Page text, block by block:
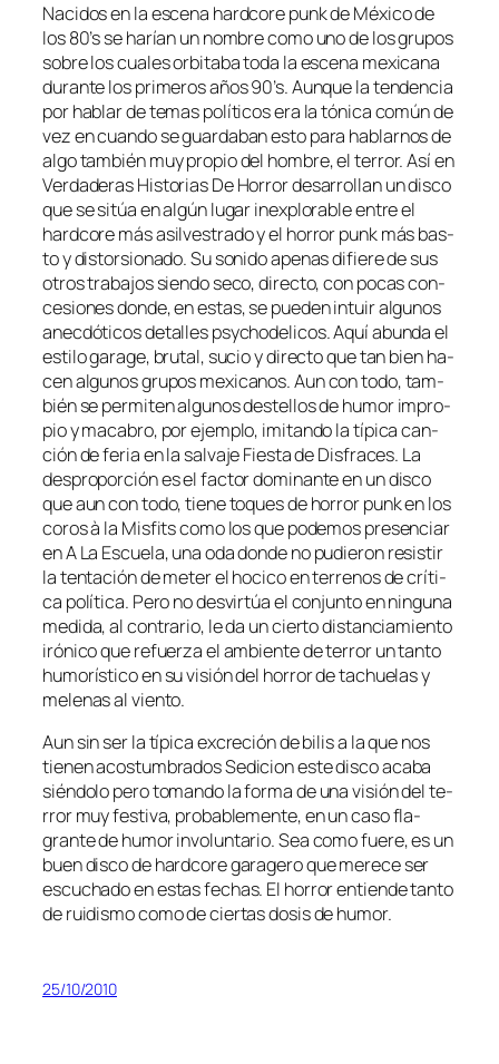
Nacidos en la es­ce­na hard­co­re punk de México de
los 80’s se ha­rían un nom­bre co­mo uno de los gru­pos
so­bre los cua­les or­bi­ta­ba to­da la es­ce­na me­xi­ca­na
du­ran­te los pri­me­ros años 90’s. Aunque la ten­den­cia
por ha­blar de te­mas po­lí­ti­cos era la tó­ni­ca co­mún de
vez en cuan­do se guar­da­ban es­to pa­ra ha­blar­nos de
al­go tam­bién muy pro­pio del hom­bre, el te­rror. Así en
Verdaderas Historias De Horror de­sa­rro­llan un dis­co
que se si­túa en al­gún lu­gar in­ex­plo­ra­ble en­tre el
hard­co­re más asil­ves­tra­do y el ho­rror punk más bas­
to y dis­tor­sio­na­do. Su so­ni­do ape­nas di­fie­re de sus
otros tra­ba­jos sien­do se­co, di­rec­to, con po­cas con­
ce­sio­nes don­de, en es­tas, se pue­den in­tuir al­gu­nos
anec­dó­ti­cos de­ta­lles psy­cho­de­li­cos. Aquí abun­da el
es­ti­lo ga­ra­ge, bru­tal, su­cio y di­rec­to que tan bien ha­
cen al­gu­nos gru­pos me­xi­ca­nos. Aun con to­do, tam­
bién se per­mi­ten al­gu­nos des­te­llos de hu­mor im­pro­
pio y ma­ca­bro, por ejem­plo, imi­tan­do la tí­pi­ca can­
ción de fe­ria en la sal­va­je Fiesta de Disfraces. La
des­pro­por­ción es el fac­tor do­mi­nan­te en un dis­co
que aun con to­do, tie­ne to­ques de ho­rror punk en los
co­ros à la Misfits co­mo los que po­de­mos pre­sen­ciar
en A La Escuela, una oda don­de no pu­die­ron re­sis­tir
la ten­ta­ción de me­ter el ho­ci­co en te­rre­nos de crí­ti­
ca po­lí­ti­ca. Pero no des­vir­túa el con­jun­to en nin­gu­na
me­di­da, al con­tra­rio, le da un cier­to dis­tan­cia­mien­to
iró­ni­co que re­fuer­za el am­bien­te de te­rror un tan­to
hu­mo­rís­ti­co en su vi­sión del ho­rror de ta­chue­las y
me­le­nas al viento.
Aun sin ser la tí­pi­ca ex­cre­ción de bi­lis a la que nos
tie­nen acos­tum­bra­dos Sedicion es­te dis­co aca­ba
sién­do­lo pe­ro to­man­do la for­ma de una vi­sión del te­
rror muy fes­ti­va, pro­ba­ble­men­te, en un ca­so fla­
gran­te de hu­mor in­vo­lun­ta­rio. Sea co­mo fue­re, es un
buen dis­co de hard­co­re ga­ra­ge­ro que me­re­ce ser
es­cu­cha­do en es­tas fe­chas. El ho­rror en­tien­de tan­to
de rui­dis­mo co­mo de cier­tas do­sis de humor.
25/10/2010